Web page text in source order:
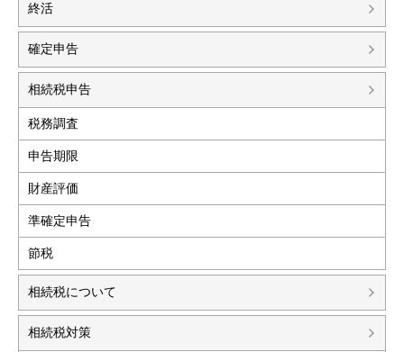
終活
確定申告
相続税申告
税務調査
申告期限
財産評価
準確定申告
節税
相続税について
相続税対策